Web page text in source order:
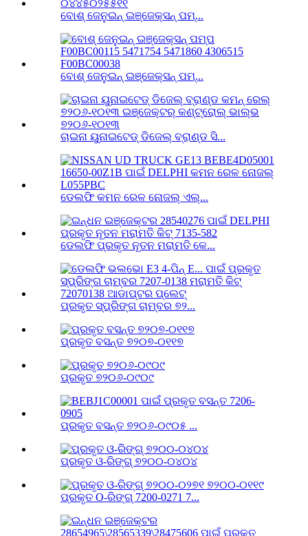
ବୋଶ୍ ଜେନୁଇନ୍ ଇଞ୍ଜେକ୍ସନ୍ ପମ୍...
ବୋଶ୍ ଜେନୁଇନ୍ ଇଞ୍ଜେକ୍ସନ୍ ପମ୍...
ଚାଇନା ୟୁନାଇଟେଡ୍ ଡିଜେଲ୍ ବ୍ରାଣ୍ଡ ସି...
ଡେଲଫି କମନ ରେଳ ନୋଜଲ୍ ଏଲ୍...
ଡେଲଫି ପ୍ରକୃତ ନୂତନ ମରାମତି କେ...
ପ୍ରକୃତ ସ୍ପ୍ରିଙ୍ଗ ଚାମ୍ବର ୭୨...
ପ୍ରକୃତ ବସନ୍ତ ୭୨୦୭-୦୧୧୭
ପ୍ରକୃତ ୭୨୦୬-୦୯୦୯
ପ୍ରକୃତ ବସନ୍ତ ୭୨୦୬-୦୯୦୫ ...
ପ୍ରକୃତ ଓ-ରିଙ୍ଗ୍ ୭୨୦୦-୦୪୦୪
ପ୍ରକୃତ O-ରିଙ୍ଗ୍ 7200-0271 7...